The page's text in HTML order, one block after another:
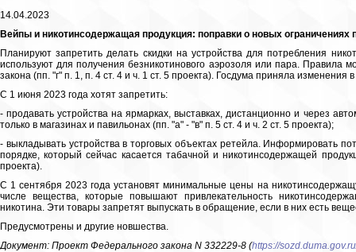
14.04.2023
Вейпы и никотинсодержащая продукция: поправки о новых
Планируют запретить делать скидки на устройства для потребления
используют для получения безникотинового аэрозоля или пара. Правила
закона (пп. "г" п. 1, п. 4 ст. 4 и ч. 1 ст. 5 проекта). Госдума приняла изменения
С 1 июня 2023 года хотят запретить:
- продавать устройства на ярмарках, выставках, дистанционно и через
только в магазинах и павильонах (пп. "а" - "в" п. 5 ст. 4 и ч. 2 ст. 5 проекта);
- выкладывать устройства в торговых объектах ретейла. Информировать
порядке, который сейчас касается табачной и никотинсодержащей
проекта).
С 1 сентября 2023 года установят минимальные цены на
числе вещества, которые повышают привлекательность
никотина. Эти товары запретят выпускать в обращение, если в них есть
Предусмотрены и другие новшества.
Документ: Проект Федерального закона N 332229-8 (https://